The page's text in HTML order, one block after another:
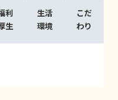
利
生
生活
環境
こだ
わり